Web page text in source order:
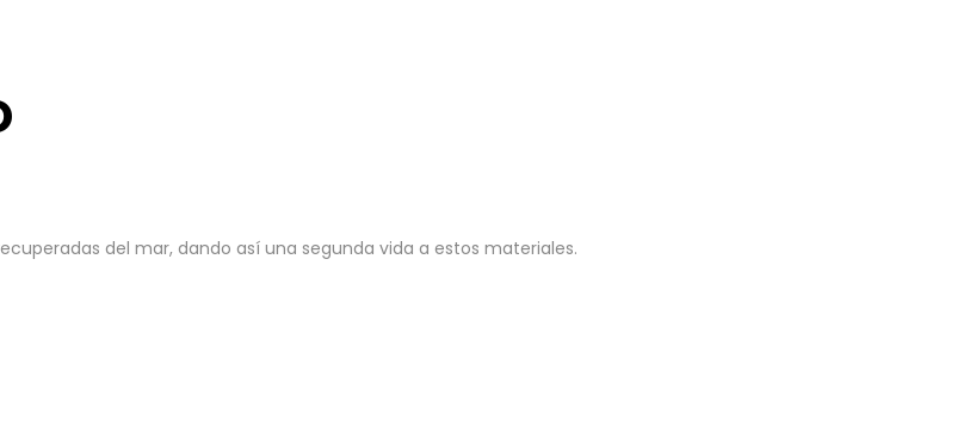
del mar, dando así una segunda vida a estos materiales.